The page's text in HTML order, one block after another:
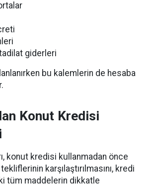
giderleri
bu kalemlerin de hesaba
Konut Kredisi
konut kredisi kullanmadan önce
karşılaştırılmasını, kredi
tüm maddelerin dikkatle